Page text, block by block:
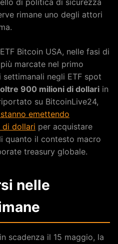
di politica di sicurezza
rimane uno degli attori
Bitcoin USA, nelle fasi di
marcate nel primo
negli ETF spot
oltre 900 milioni di dollari in
su BitcoinLive24,
emettendo
di dollari per acquistare
quanto il contesto macro
treasury globale.
nelle
scadenza il 15 maggio, la